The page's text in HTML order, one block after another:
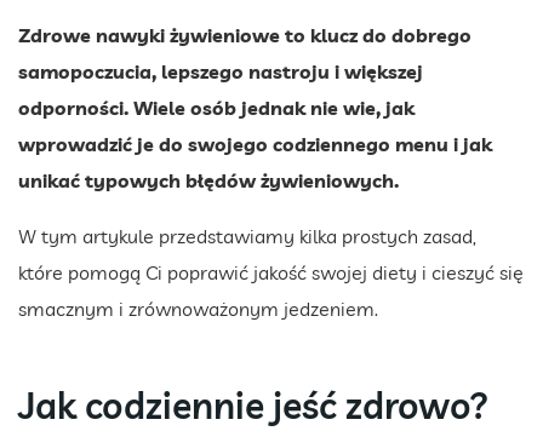
Zdrowe nawyki żywieniowe to klucz do dobrego
samopoczucia, lepszego nastroju i większej
odporności. Wiele osób jednak nie wie, jak
wprowadzić je do swojego codziennego menu i jak
unikać typowych błędów żywieniowych.
W tym artykule przedstawiamy kilka prostych zasad,
które pomogą Ci poprawić jakość swojej diety i cieszyć się
smacznym i zrównoważonym jedzeniem.
Jak codziennie jeść zdrowo?